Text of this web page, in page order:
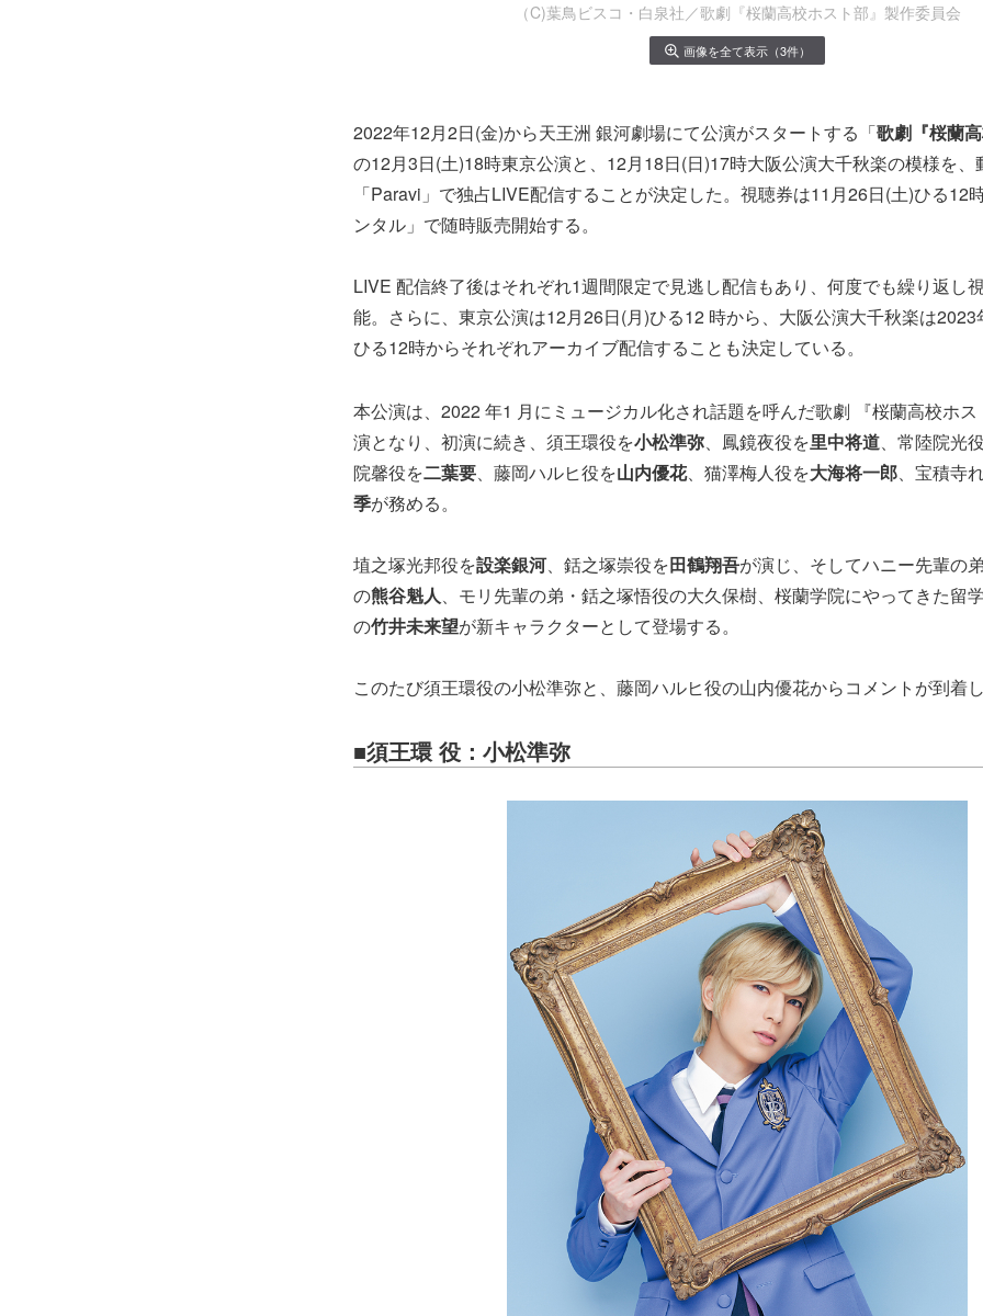
（C)葉鳥ビスコ・白泉社／歌劇『桜蘭高校ホスト部』製作委員会
画像を全て表示（3件）
2022年12月2日(金)から天王洲 銀河劇場にて公演がスタートする「歌劇『桜蘭
の12月3日(土)18時東京公演と、12月18日(日)17時大阪公演大千秋楽の模様を、
「Paravi」で独占LIVE配信することが決定した。視聴券は11月26日(土)ひる12
ンタル」で随時販売開始する。
LIVE 配信終了後はそれぞれ1週間限定で見逃し配信もあり、何度でも繰り返し
能。さらに、東京公演は12月26日(月)ひる12 時から、大阪公演大千秋楽は2023
ひる12時からそれぞれアーカイブ配信することも決定している。
本公演は、2022 年1 月にミュージカル化され話題を呼んだ歌劇 『桜蘭高校ホ
演となり、初演に続き、須王環役を小松準弥、鳳鏡夜役を里中将道、常陸院光
院馨役を二葉要、藤岡ハルヒ役を山内優花、猫澤梅人役を大海将一郎、宝積寺
季が務める。
埴之塚光邦役を設楽銀河、銛之塚崇役を田鶴翔吾が演じ、そしてハニー先輩の
の熊谷魁人、モリ先輩の弟・銛之塚悟役の大久保樹、桜蘭学院にやってきた留
の竹井未来望が新キャラクターとして登場する。
このたび須王環役の小松準弥と、藤岡ハルヒ役の山内優花からコメントが到着し
■須王環 役：小松準弥